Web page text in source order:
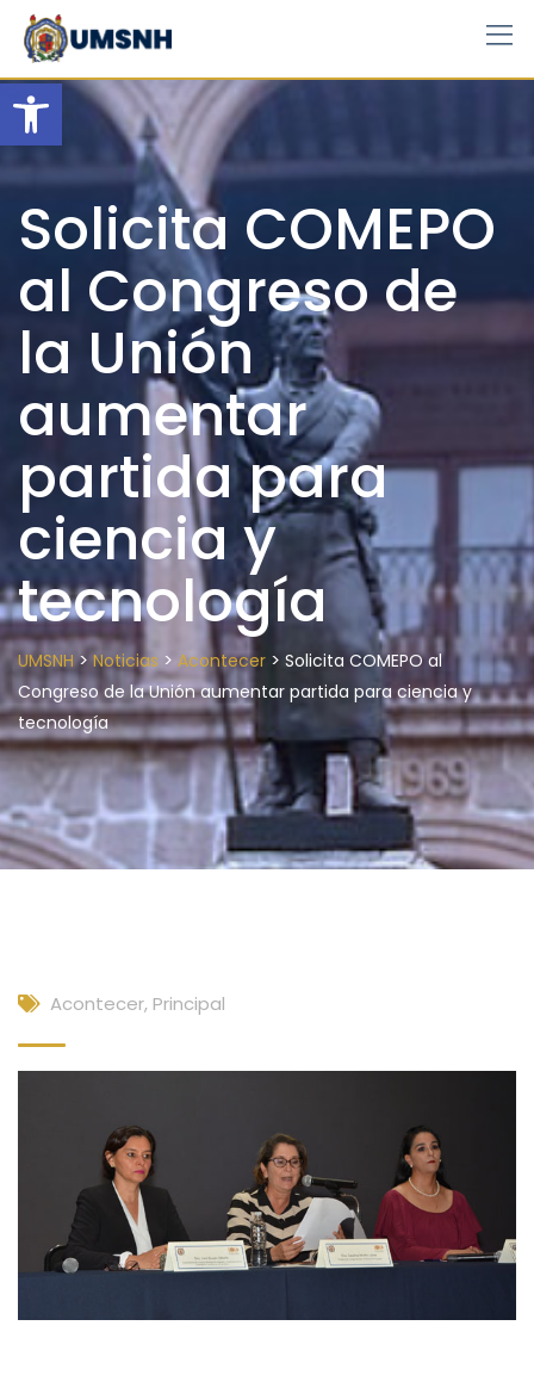
Open toolbar
Skip
content
Solicita COMEPO
al Congreso de
la Unión
aumentar
partida para
ciencia y
tecnología
UMSNH> Noticias > Acontecer > Solicita COMEPO al
Congreso de la Unión aumentar partida para ciencia y
tecnología
Acontecer, Principal